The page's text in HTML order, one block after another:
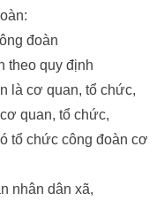
đoàn
theo quy định
là cơ quan, tổ chức,
quan, tổ chức,
tổ chức công đoàn cơ
nhân dân xã,